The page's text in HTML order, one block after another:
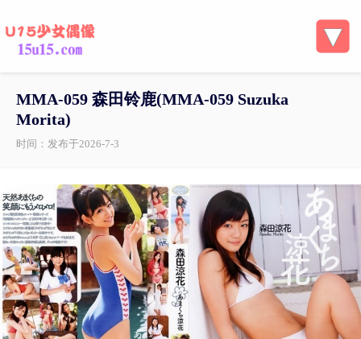
MMA-059 森田铃鹿(MMA-059 Suzuka
Morita)
时间：发布于2026-7-3